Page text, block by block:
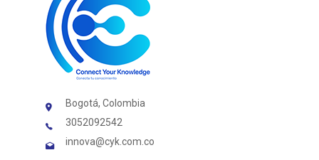
Bogotá, Colombia
3052092542
innova@cyk.com.co